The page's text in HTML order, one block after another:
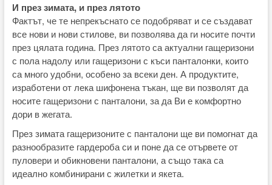
И през зимата, и през лятото
Фактът, че те непрекъснато се подобряват и се създават
все нови и нови стилове, ви позволява да ги носите почти
през цялата година. През лятото са актуални гащеризони
с пола надолу или гащеризони с къси панталонки, които
са много удобни, особено за всеки ден. А продуктите,
изработени от лека шифонена тъкан, ще ви позволят да
носите гащеризони с панталони, за да Ви е комфортно
дори в жегата.
През зимата гащеризоните с панталони ще ви помогнат да
разнообразите гардероба си и поне да се отървете от
пуловери и обикновени панталони, а също така са
идеално комбинирани с жилетки и якета.